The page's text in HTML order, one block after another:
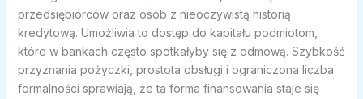
przedsiębiorców oraz osób z nieoczywistą historią
kredytową. Umożliwia to dostęp do kapitału podmiotom,
które w bankach często spotkałyby się z odmową. Szybkość
przyznania pożyczki, prostota obsługi i ograniczona liczba
formalności sprawiają, że ta forma finansowania staje się